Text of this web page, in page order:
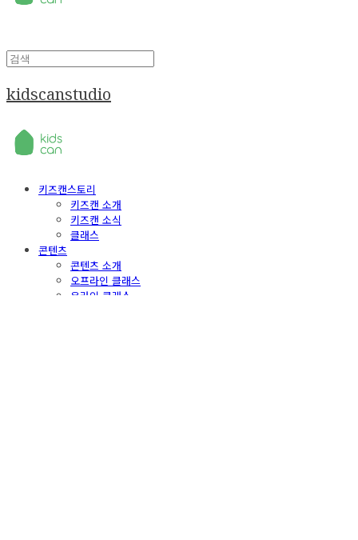
kidscanstudio
키즈캔스토리
키즈캔 소개
키즈캔 소식
클래스
콘텐츠
콘텐츠 소개
오프라인 클래스
온라인 클래스